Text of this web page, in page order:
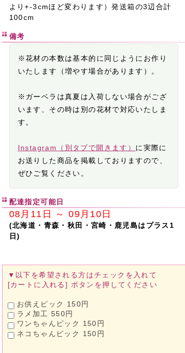
より+-3cmほど変わります）発送箱の3辺合計
100cm
備考
※花材の本数は基本的に同じようにお作り
いたします（増やす場合があります）。
※ガーベラは真夏は入荷しない場合がござ
います、その時は別の花材で対応いたしま
す。
Instagram（別タブで開きます） に実際に
お送りした商品を掲載しておりますので、
ぜひご覧ください。
配達指定可能日
08月11日 ～ 09月10日
(北海道・青森・秋田・宮崎・鹿児島はプラス1
日)
▼以下を希望される方はチェックを入れて
[カートに入れる] ボタンを押してください
お供えピック 150円
ラメ加工 550円
ワンちゃんピック 150円
ネコちゃんピック 150円